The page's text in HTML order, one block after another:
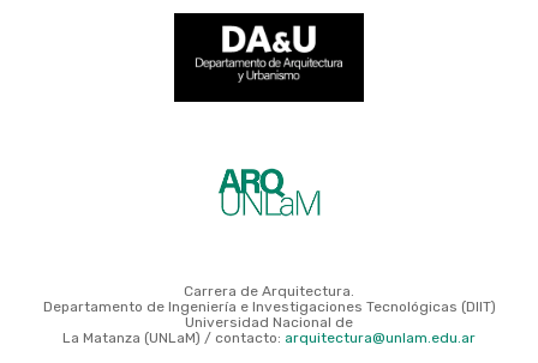
Carrera de Arquitectura.
Departamento de Ingeniería e Investigaciones Tecnológicas (DIIT)
Universidad Nacional de
La Matanza (UNLaM) / contacto: arquitectura@unlam.edu.ar